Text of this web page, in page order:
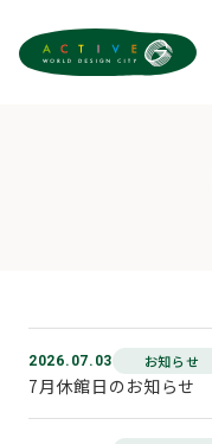
2026.07.03 お知らせ
7月休館日のお知らせ